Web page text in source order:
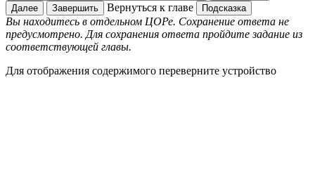
Далее
Завершить Вернуться к главе Подсказка
Вы находитесь в отдельном ЦОРе. Сохранение ответа не
предусмотрено. Для сохранения ответа пройдите задание из
соответствующей главы.
Для отображения содержимого переверните устройство